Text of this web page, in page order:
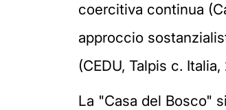
coercitiva continua
approccio
(CEDU, Talpis c.
La "Casa del Bosco"